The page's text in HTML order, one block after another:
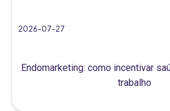
2026-07-27
Endomarketing: como incentivar
trabalho